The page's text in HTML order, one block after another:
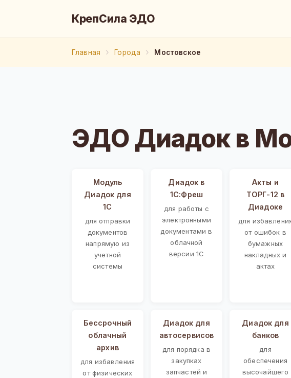
КрепСила ЭДО
Главная Города Мостовское
ЭДО Диадок в
Модуль
Диадок для
1С
для отправки
документов
напрямую из
учетной
системы
Диадок в
1С:Фреш
для работы с
электронными
документами в
облачной
версии 1С
Акты и
ТОРГ-12 в
Диадоке
для
от ошибок в
бумажных
накладных и
актах
Бессрочный
облачный
архив
для избавления
от физических
Диадок для
автосервисов
для порядка в
закупках
запчастей и
Диадок для
банков
для
обеспечения
высочайшего